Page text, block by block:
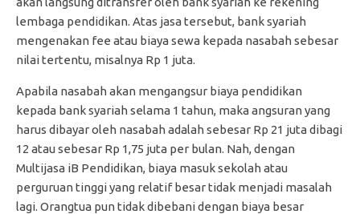
lembaga pendidikan. Atas jasa tersebut, bank syariah
mengenakan fee atau biaya sewa kepada nasabah sebesar
nilai tertentu, misalnya Rp 1 juta.
Apabila nasabah akan mengangsur biaya pendidikan
kepada bank syariah selama 1 tahun, maka angsuran yang
harus dibayar oleh nasabah adalah sebesar Rp 21 juta dibagi
12 atau sebesar Rp 1,75 juta per bulan. Nah, dengan
Multijasa iB Pendidikan, biaya masuk sekolah atau
perguruan tinggi yang relatif besar tidak menjadi masalah
lagi. Orangtua pun tidak dibebani dengan biaya besar